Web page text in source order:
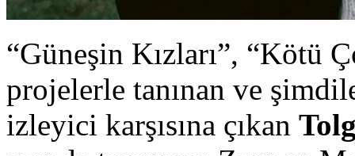
“Güneşin Kızları”, “Kötü
projelerle tanınan ve
izleyici karşısına çıkan